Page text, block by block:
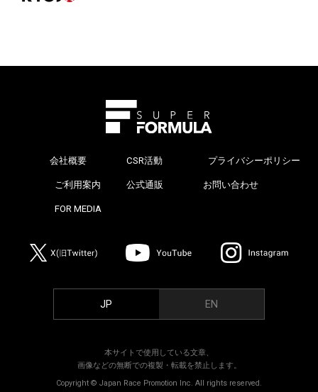
会社概要 CSR活動 プライバシーポリシー
ご利用案内 公式通販 お問い合わせ
FOR MEDIA
JP EN
本サイトで使用している文章、
画像などの無断での複製・転載を禁止します。
Copyright © Japan Race Promotion Inc. All rights reserved.